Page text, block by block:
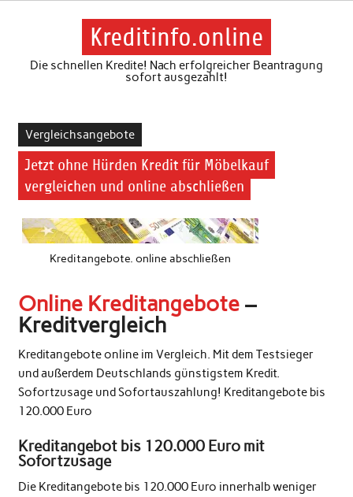
Skip
Kreditinfo.online
Die schnellen Kredite! Nach erfolgreicher Beantragung
sofort ausgezahlt!
Vergleichsangebote
Jetzt ohne Hürden Kredit für Möbelkauf
vergleichen und online abschließen
Kreditangebote. online abschließen
Online Kreditangebote–
Kreditvergleich
Kreditangebote online im Vergleich. Mit dem Testsieger
und außerdem Deutschlands günstigstem Kredit.
Sofortzusage und Sofortauszahlung! Kreditangebote bis
120.000 Euro
Kreditangebot bis 120.000 Euro mit
Sofortzusage
Die Kreditangebote bis 120.000 Euro innerhalb weniger